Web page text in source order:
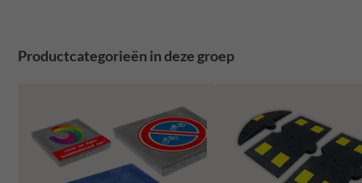
Productcategorieën in deze groep